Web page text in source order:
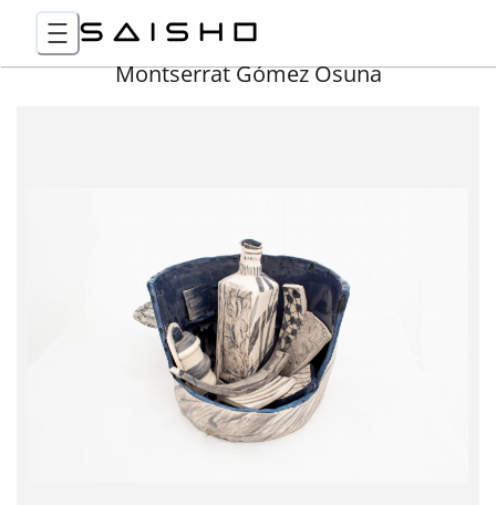
Montserrat Gómez Osuna